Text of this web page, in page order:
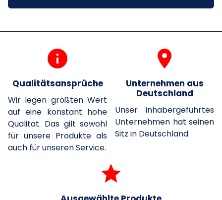
info
Qualitätsansprüche
Wir legen größten Wert
auf eine konstant hohe
Qualität. Das gilt sowohl
für unsere Produkte als
auch für unseren Service.
room
Unternehmen aus
Deutschland
Unser inhabergeführtes
Unternehmen hat seinen
Sitz in Deutschland.
grade